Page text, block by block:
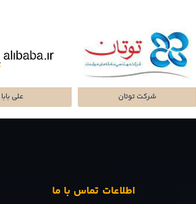
پلتفرم میاره شرکت سرمایه گذاری
اطلاعات تماس با ما